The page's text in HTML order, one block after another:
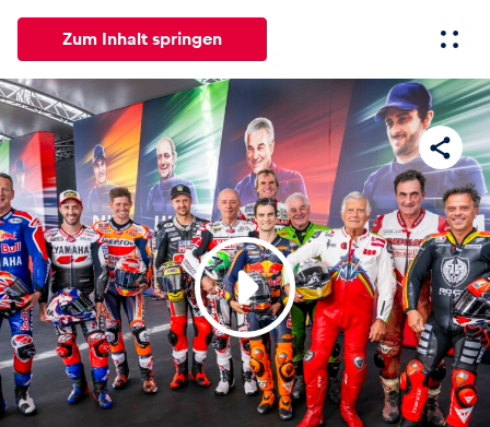
Zum Inhalt springen
Alle News Events Erlebnisse Seiten
News
Alle anzeigen